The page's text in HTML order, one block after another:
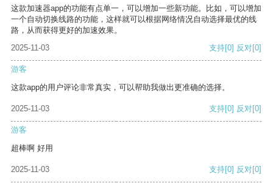
这款加速器app的功能有点单一，可以增加一些新功能。比如，可以增加
一个自动切换线路的功能，这样就可以根据网络情况自动选择最优的线
路，从而获得更好的加速效果。
2025-11-03
支持[0] 反对[0]
游客
这款app的用户评论非常真实，可以帮助我做出更准确的选择。
2025-11-03 支持[0] 反对[0]
游客
超棒啊 好用
2025-11-03 支持[0] 反对[0]